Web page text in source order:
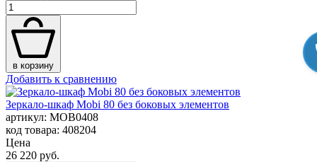
в корзину
Добавить к сравнению
Зеркало-шкаф Mobi 80 без боковых элементов
артикул: MOB0408
код товара: 408204
Цена
26 220 руб.